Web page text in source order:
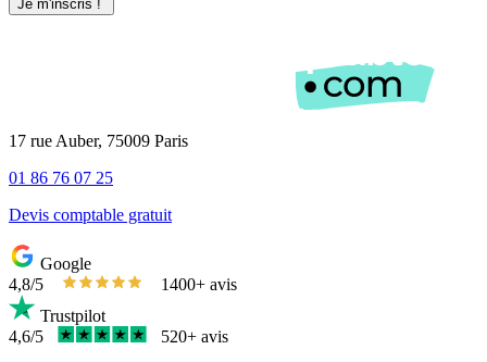
17 rue Auber, 75009 Paris
01 86 76 07 25
Devis comptable gratuit
Google
4,8/5
1400+ avis
Trustpilot
4,6/5
520+ avis